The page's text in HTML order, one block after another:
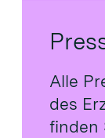
Alle
des
finden